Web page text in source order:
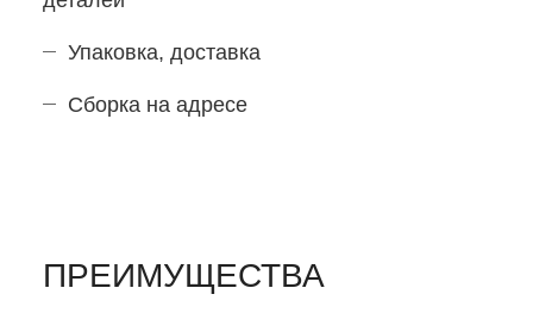
Упаковка, доставка
Сборка на адресе
ПРЕИМУЩЕСТВА